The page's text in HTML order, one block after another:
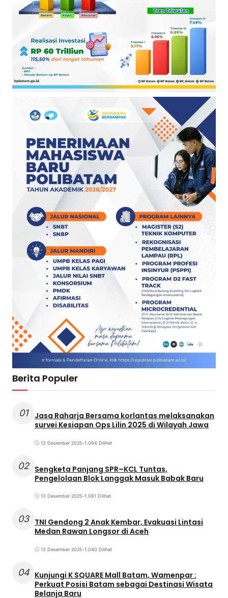
Berita Populer
01
Jasa Raharja Bersama korlantas melaksanakan
survei Kesiapan Ops Lilin 2025 di Wilayah Jawa
13 Desember 2025•1.094 Dilihat
02 Sengketa Panjang SPR–KCL Tuntas,
Pengelolaan Blok Langgak Masuk Babak Baru
13 Desember 2025•1.081 Dilihat
03 TNI Gendong 2 Anak Kembar, Evakuasi Lintasi
Medan Rawan Longsor di Aceh
13 Desember 2025•1.040 Dilihat
04 Kunjungi K SQUARE Mall Batam, Wamenpar :
Perkuat Posisi Batam sebagai Destinasi Wisata
Belanja Baru